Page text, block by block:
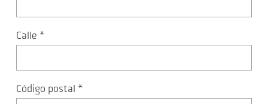
Calle *
Código postal *